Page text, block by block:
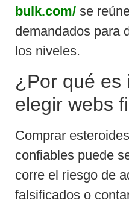
bulk.com/ se
demandados para
los niveles.
¿Por qué es
elegir webs
Comprar
confiables puede
corre el riesgo de
falsificados o